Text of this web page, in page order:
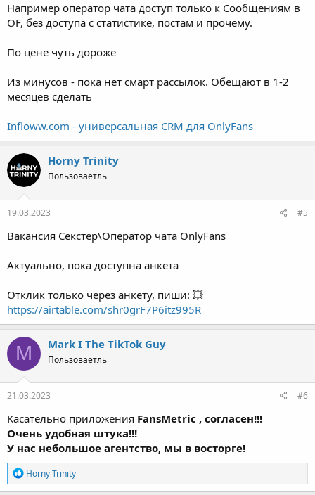
Например оператор чата доступ только к Сообщениям в
OF, без доступа с статистике, постам и прочему.
По цене чуть дороже
Из минусов - пока нет смарт рассылок. Обещают в 1-2
месяцев сделать
Infloww.com - универсальная CRM для OnlyFans
Horny Trinity
Пользоваетль
19.03.2023 #5
Вакансия Секстер\Оператор чата OnlyFans
Актуально, пока доступна анкета
Отклик только через анкету, пиши: 💥
https://airtable.com/shr0grF7P6itz995R
M Mark I The TikTok Guy
Пользоваетль
21.03.2023 #6
Касательно приложения FansMetric , согласен!!!
Очень удобная штука!!!
У нас небольшое агентство, мы в восторге!
Р
е
Horny Trinity